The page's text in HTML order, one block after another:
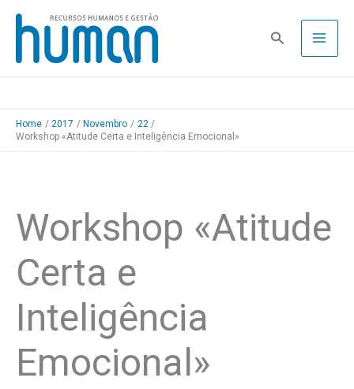
Skip
content
Pesquisa
Home 2017 Novembro
22
Workshop «Atitude Certa e Inteligência Emocional»
Workshop «Atitude
Certa e
Inteligência
Emocional»